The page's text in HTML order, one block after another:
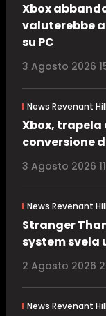
Xbox
valuterebbe
su PC
3 Agosto 2026
News Revenant
Xbox, trapela
conversione
3 Agosto 2026
News Revenant
Stranger
system svela
2 Agosto 2026
News Revenant